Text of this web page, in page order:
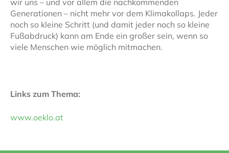
Generationen – nicht mehr vor dem Klimakollaps. Jeder
noch so kleine Schritt (und damit jeder noch so kleine
Fußabdruck) kann am Ende ein großer sein, wenn so
viele Menschen wie möglich mitmachen.
Links zum Thema:
www.oeklo.at